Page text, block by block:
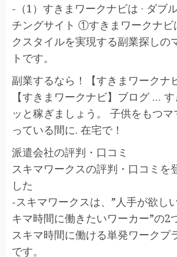
-（1）すきまワークナビは · ダブ
チングサイト ①すきまワークナビ
クスタイルを実現する副業探しの
トです。
副業するなら！【すきまワークナ
【すきまワークナビ】ブログ …
ッと稼ぎましょう。 子供をもつ
っている間に. 在宅で！
派遣会社の評判・口コミ
スキマワークスの評判・口コミを
した
-スキマワークスは、”人手が欲し
キマ時間に働きたいワーカー”の2
スキマ時間に働ける単発ワークプ
です。